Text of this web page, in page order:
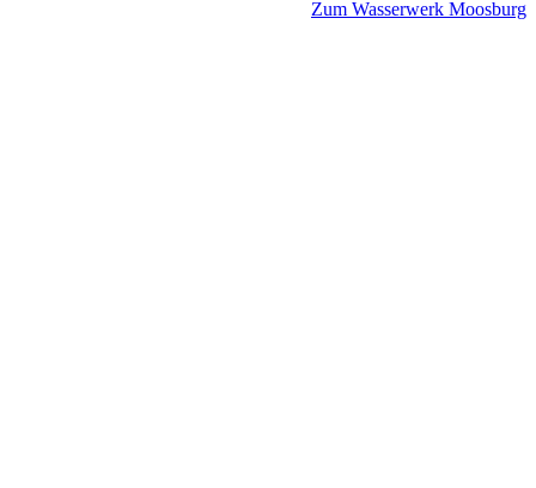
Zum Wasserwerk Moosburg